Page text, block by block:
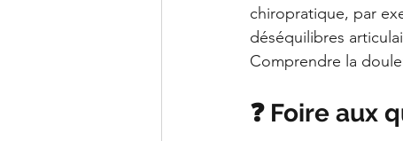
chiropratique, par
déséquilibres
Comprendre la
❓ Foire aux